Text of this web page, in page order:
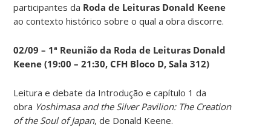
participantes da Roda de Leituras Donald Keene
ao contexto histórico sobre o qual a obra discorre.
02/09 – 1ª Reunião da Roda de Leituras Donald
Keene (19:00 – 21:30, CFH Bloco D, Sala 312)
Leitura e debate da Introdução e capítulo 1 da
obra Yoshimasa and the Silver Pavilion: The Creation
of the Soul of Japan, de Donald Keene.